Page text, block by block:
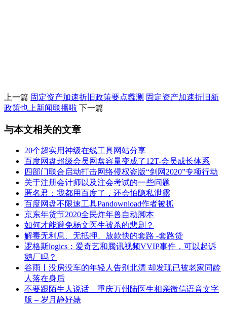
上一篇 固定资产加速折旧政策要点蠡测 固定资产加速折旧新
政策也上新闻联播啦 下一篇
与本文相关的文章
20个超实用神级在线工具网站分享
百度网盘超级会员网盘容量变成了12T-会员成长体系
四部门联合启动打击网络侵权盗版“剑网2020”专项行动
关于注册会计师以及注会考试的一些问题
匿名君：我都用百度了，还会怕隐私泄露
百度网盘不限速工具Pandownload作者被抓
京东年货节2020全民炸年兽自动脚本
如何才能避免杨文医生被杀的悲剧？
解毒无利息、无抵押、放款快的套路 -套路贷
逻格斯logics：爱奇艺和腾讯视频VVIP事件，可以起诉
鹅厂吗？
谷雨丨没房没车的年轻人告别北漂 却发现已被老家同龄
人落在身后
不要跟陌生人说话 – 重庆万州陆医生相亲微信语音文字
版 – 岁月静好婊